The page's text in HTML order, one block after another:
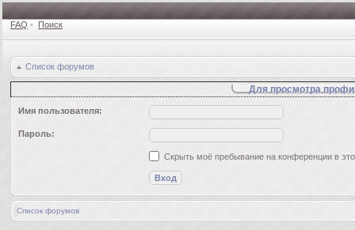
FAQ • Поиск
Список форумов
Для просмотра
Имя пользователя:
Пароль:
Скрыть моё пребывание на конференции в
Список форумов